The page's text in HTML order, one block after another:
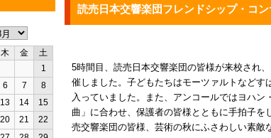
読売日本交響楽団フレンドシップ・コン
5時間目、読売日本交響楽団の皆様が来校され
催しました。子どもたちはモーツァルトなどす
入っていました。また、アンコールではヨハン
曲」に合わせ、保護者の皆様とともに手拍子を
売交響楽団の皆様、芸術の秋にふさわしい素敵
木 金
土
1
6 7
8
13 14
15
20 21
22